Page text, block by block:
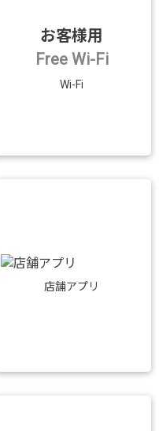
お客様用
Free Wi-Fi
Wi-Fi
店舗アプリ